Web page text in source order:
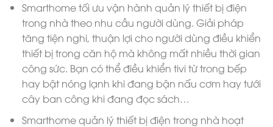
Smarthome tối ưu vận hành quản lý thiết bị điện
trong nhà theo nhu cầu người dùng. Giải pháp
tăng tiện nghi, thuận lợi cho người dùng điều khiển
thiết bị trong căn hộ mà không mất nhiều thời gian
công sức. Bạn có thể điều khiển tivi từ trong bếp
hay bật nóng lạnh khi đang bận nấu cơm hay tưới
cây ban công khi đang đọc sách…
Smarthome quản lý thiết bị điện trong nhà hoạt